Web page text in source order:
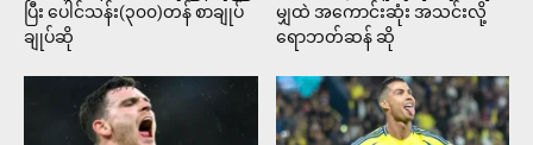
ပြီး ပေါင်သန်း(၃၀၀)တန် စာချုပ်
ချုပ်ဆို
မျှထဲ အကောင်းဆုံး အသင်းလို့
ရောဘတ်ဆန် ဆို